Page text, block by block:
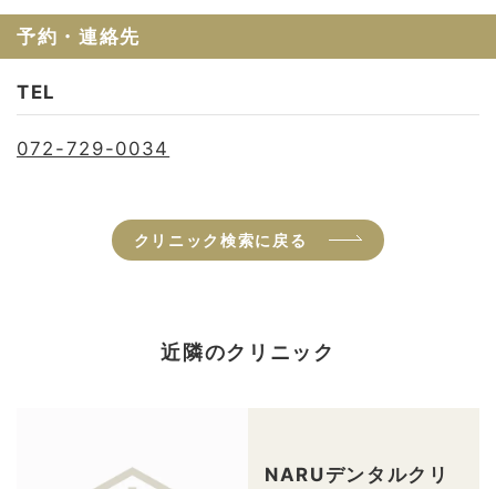
予約・連絡先
TEL
072-729-0034
クリニック検索に戻る
近隣のクリニック
NARUデンタルクリ